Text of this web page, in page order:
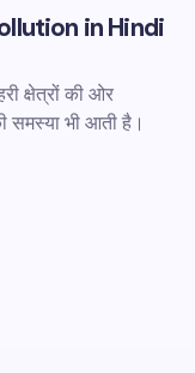
in Hindi
क्षेत्रों की ओर
समस्या भी आती है।